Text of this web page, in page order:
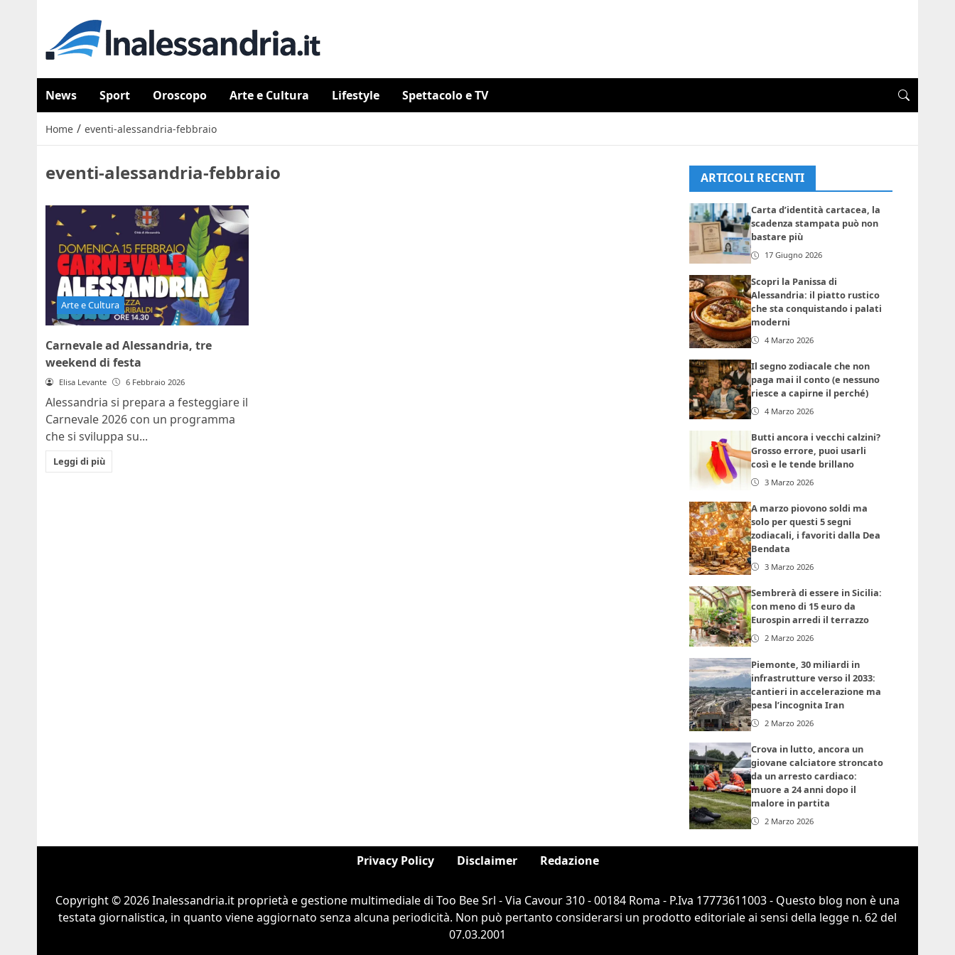
News Sport Oroscopo Arte e Cultura Lifestyle Spettacolo e TV
Home / eventi-alessandria-febbraio
eventi-alessandria-febbraio
Arte e Cultura
Carnevale ad Alessandria, tre
weekend di festa
Elisa Levante 6 Febbraio 2026
Alessandria si prepara a festeggiare il
Carnevale 2026 con un programma
che si sviluppa su...
Leggi di più
ARTICOLI RECENTI
Carta d’identità cartacea, la
scadenza stampata può non
bastare più
17 Giugno 2026
Scopri la Panissa di
Alessandria: il piatto rustico
che sta conquistando i palati
moderni
4 Marzo 2026
Il segno zodiacale che non
paga mai il conto (e nessuno
riesce a capirne il perché)
4 Marzo 2026
Butti ancora i vecchi calzini?
Grosso errore, puoi usarli
così e le tende brillano
3 Marzo 2026
A marzo piovono soldi ma
solo per questi 5 segni
zodiacali, i favoriti dalla Dea
Bendata
3 Marzo 2026
Sembrerà di essere in Sicilia:
con meno di 15 euro da
Eurospin arredi il terrazzo
2 Marzo 2026
Piemonte, 30 miliardi in
infrastrutture verso il 2033:
cantieri in accelerazione ma
pesa l’incognita Iran
2 Marzo 2026
Crova in lutto, ancora un
giovane calciatore stroncato
da un arresto cardiaco:
muore a 24 anni dopo il
malore in partita
2 Marzo 2026
Privacy Policy Disclaimer Redazione
Copyright © 2026 Inalessandria.it proprietà e gestione multimediale di Too Bee Srl - Via Cavour 310 - 00184 Roma - P.Iva 17773611003 - Questo blog non è una
testata giornalistica, in quanto viene aggiornato senza alcuna periodicità. Non può pertanto considerarsi un prodotto editoriale ai sensi della legge n. 62 del
07.03.2001